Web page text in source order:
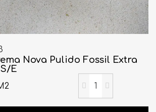
Nova Pulido Fossil Extra
E